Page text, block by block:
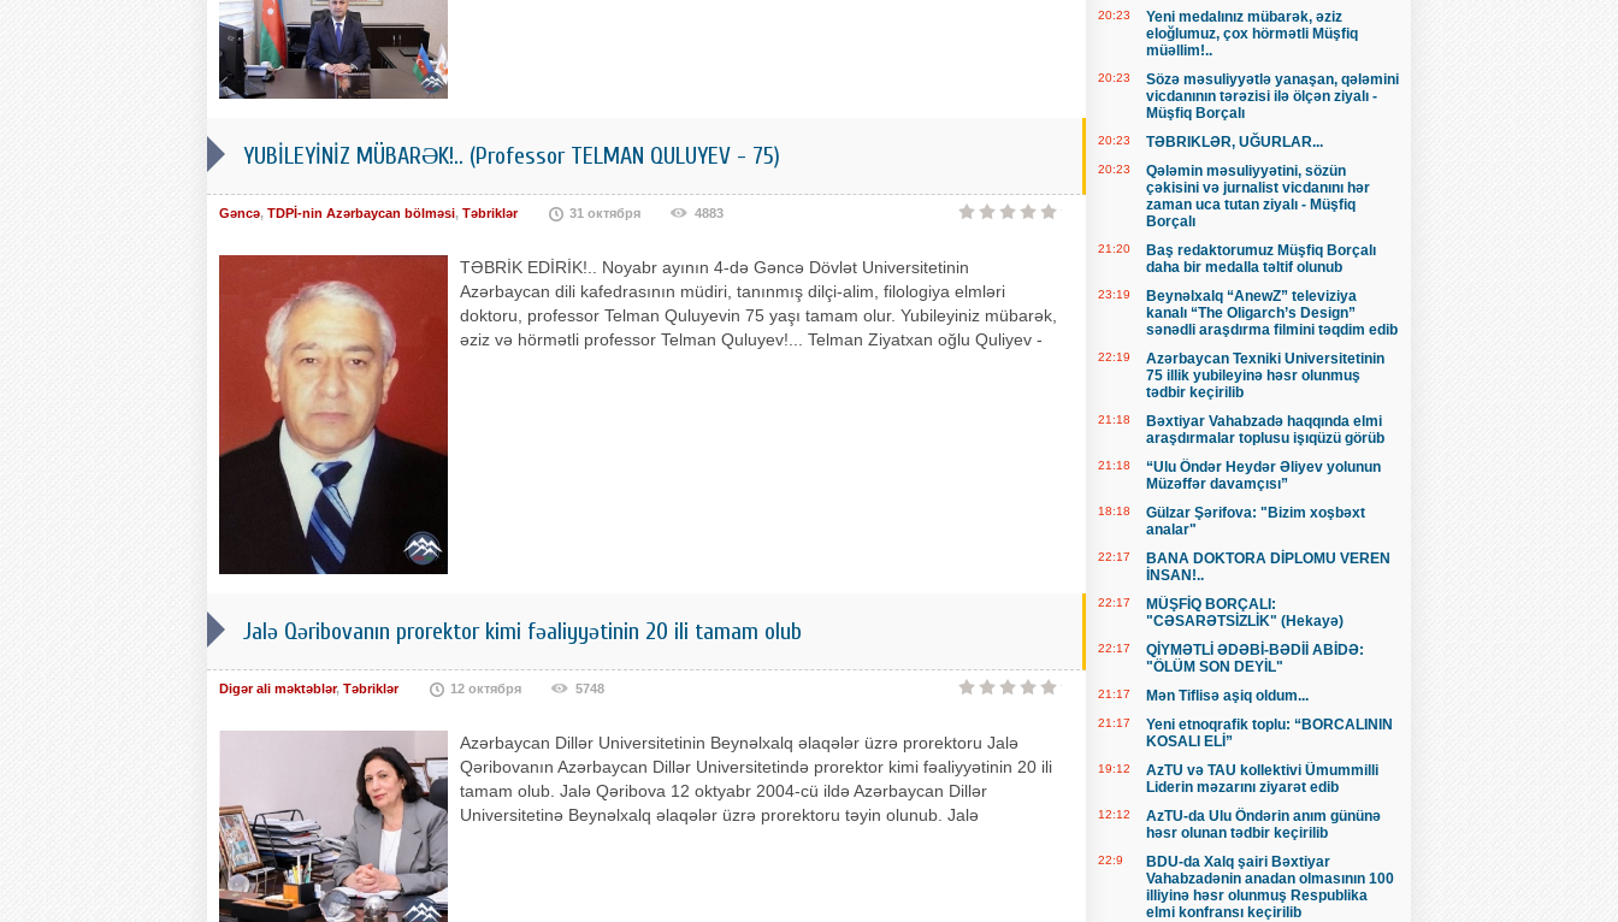
YUBİLEYİNİZ MÜBARƏK!.. (Professor TELMAN QULUYEV - 75)
Gəncə, TDPİ-nin Azərbaycan bölməsi, Təbriklər 31 октября 4883
TƏBRİK EDİRİK!.. Noyabr ayının 4-də Gəncə Dövlət Universitetinin
Azərbaycan dili kafedrasının müdiri, tanınmış dilçi-alim, filologiya elmləri
doktoru, professor Telman Quluyevin 75 yaşı tamam olur. Yubileyiniz mübarək,
əziz və hörmətli professor Telman Quluyev!... Telman Ziyatxan oğlu Quliyev -
Jalə Qəribovanın prorektor kimi fəaliyyətinin 20 ili tamam olub
Digər ali məktəblər, Təbriklər 12 октября 5748
Azərbaycan Dillər Universitetinin Beynəlxalq əlaqələr üzrə prorektoru Jalə
Qəribovanın Azərbaycan Dillər Universitetində prorektor kimi fəaliyyətinin 20 ili
tamam olub. Jalə Qəribova 12 oktyabr 2004-cü ildə Azərbaycan Dillər
Universitetinə Beynəlxalq əlaqələr üzrə prorektoru təyin olunub. Jalə
20:23
Yeni medalınız mübarək, əziz
eloğlumuz, çox hörmətli Müşfiq
müəllim!..
20:23
Sözə məsuliyyətlə yanaşan, qələmini
vicdanının tərəzisi ilə ölçən ziyalı -
Müşfiq Borçalı
20:23 TƏBRIKLƏR, UĞURLAR...
20:23
Qələmin məsuliyyətini, sözün
çəkisini və jurnalist vicdanını hər
zaman uca tutan ziyalı - Müşfiq
Borçalı
21:20
Baş redaktorumuz Müşfiq Borçalı
daha bir medalla təltif olunub
23:19
Beynəlxalq “AnewZ” televiziya
kanalı “The Oligarch’s Design”
sənədli araşdırma filmini təqdim edib
22:19
Azərbaycan Texniki Universitetinin
75 illik yubileyinə həsr olunmuş
tədbir keçirilib
21:18
Bəxtiyar Vahabzadə haqqında elmi
araşdırmalar toplusu işıqüzü görüb
21:18
“Ulu Öndər Heydər Əliyev yolunun
Müzəffər davamçısı”
18:18
Gülzar Şərifova: "Bizim xoşbəxt
analar"
22:17
BANA DOKTORA DİPLOMU VEREN
İNSAN!..
22:17
MÜŞFİQ BORÇALI:
"CƏSARƏTSİZLİK" (Hekayə)
22:17
QİYMƏTLİ ƏDƏBİ-BƏDİİ ABİDƏ:
"ÖLÜM SON DEYİL"
21:17 Mən Tiflisə aşiq oldum...
21:17
Yeni etnoqrafik toplu: “BORCALININ
KOSALI ELİ”
19:12
AzTU və TAU kollektivi Ümummilli
Liderin məzarını ziyarət edib
12:12
AzTU-da Ulu Öndərin anım gününə
həsr olunan tədbir keçirilib
22:9
BDU-da Xalq şairi Bəxtiyar
Vahabzadənin anadan olmasının 100
illiyinə həsr olunmuş Respublika
elmi konfransı keçirilib